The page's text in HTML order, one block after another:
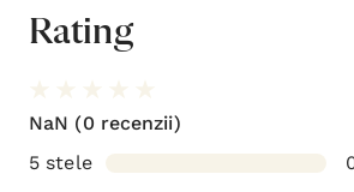
Rating
NaN (0 recenzii)
5 stele